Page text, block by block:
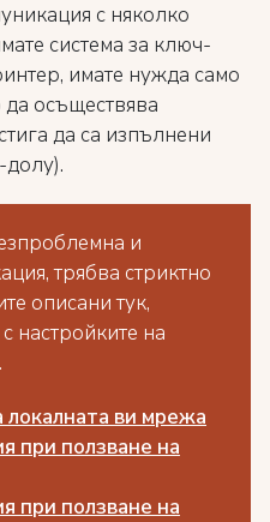
с няколко
система за ключ-
имате нужда само
да осъществява
да са изпълнени
долу).
и
трябва стриктно
описани тук,
настройките на
ви мрежа
при ползване на
при ползване на